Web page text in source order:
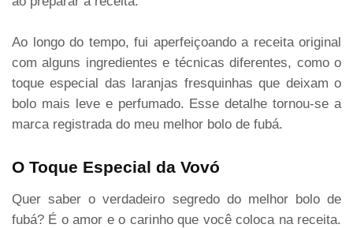
Ao longo do tempo, fui aperfeiçoando a receita original
com alguns ingredientes e técnicas diferentes, como o
toque especial das laranjas fresquinhas que deixam o
bolo mais leve e perfumado. Esse detalhe tornou-se a
marca registrada do meu melhor bolo de fubá.
O Toque Especial da Vovó
Quer saber o verdadeiro segredo do melhor bolo de
fubá? É o amor e o carinho que você coloca na receita.